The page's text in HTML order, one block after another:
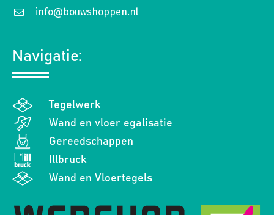
info@bouwshoppen.nl
Navigatie:
Tegelwerk
Wand en vloer egalisatie
Gereedschappen
Illbruck
Wand en Vloertegels